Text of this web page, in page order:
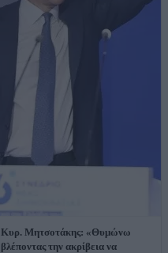
Κυρ. Μητσοτάκης: «Θυμώνω
βλέποντας την ακρίβεια να